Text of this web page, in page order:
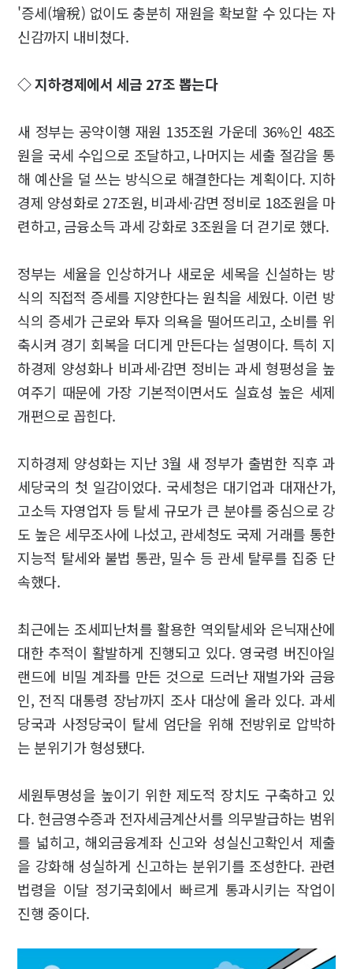
'증세(增稅) 없이도 충분히 재원을 확보할 수 있다는 자
신감까지 내비쳤다.
◇ 지하경제에서 세금 27조 뽑는다
새 정부는 공약이행 재원 135조원 가운데 36%인 48조
원을 국세 수입으로 조달하고, 나머지는 세출 절감을 통
해 예산을 덜 쓰는 방식으로 해결한다는 계획이다. 지하
경제 양성화로 27조원, 비과세·감면 정비로 18조원을 마
련하고, 금융소득 과세 강화로 3조원을 더 걷기로 했다.
정부는 세율을 인상하거나 새로운 세목을 신설하는 방
식의 직접적 증세를 지양한다는 원칙을 세웠다. 이런 방
식의 증세가 근로와 투자 의욕을 떨어뜨리고, 소비를 위
축시켜 경기 회복을 더디게 만든다는 설명이다. 특히 지
하경제 양성화나 비과세·감면 정비는 과세 형평성을 높
여주기 때문에 가장 기본적이면서도 실효성 높은 세제
개편으로 꼽힌다.
지하경제 양성화는 지난 3월 새 정부가 출범한 직후 과
세당국의 첫 일감이었다. 국세청은 대기업과 대재산가,
고소득 자영업자 등 탈세 규모가 큰 분야를 중심으로 강
도 높은 세무조사에 나섰고, 관세청도 국제 거래를 통한
지능적 탈세와 불법 통관, 밀수 등 관세 탈루를 집중 단
속했다.
최근에는 조세피난처를 활용한 역외탈세와 은닉재산에
대한 추적이 활발하게 진행되고 있다. 영국령 버진아일
랜드에 비밀 계좌를 만든 것으로 드러난 재벌가와 금융
인, 전직 대통령 장남까지 조사 대상에 올라 있다. 과세
당국과 사정당국이 탈세 엄단을 위해 전방위로 압박하
는 분위기가 형성됐다.
세원투명성을 높이기 위한 제도적 장치도 구축하고 있
다. 현금영수증과 전자세금계산서를 의무발급하는 범위
를 넓히고, 해외금융계좌 신고와 성실신고확인서 제출
을 강화해 성실하게 신고하는 분위기를 조성한다. 관련
법령을 이달 정기국회에서 빠르게 통과시키는 작업이
진행 중이다.